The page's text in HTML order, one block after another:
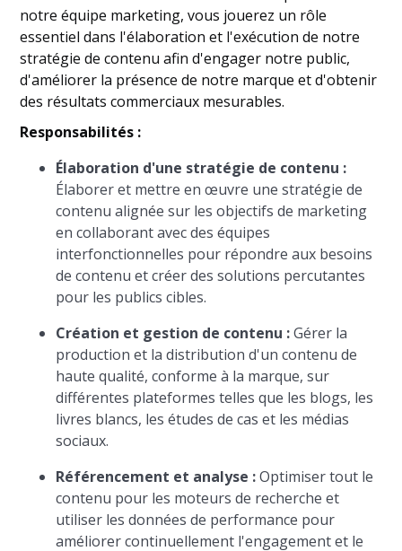
notre équipe marketing, vous jouerez un rôle
essentiel dans l'élaboration et l'exécution de notre
stratégie de contenu afin d'engager notre public,
d'améliorer la présence de notre marque et d'obtenir
des résultats commerciaux mesurables.
Responsabilités :
Élaboration d'une stratégie de contenu :
Élaborer et mettre en œuvre une stratégie de
contenu alignée sur les objectifs de marketing
en collaborant avec des équipes
interfonctionnelles pour répondre aux besoins
de contenu et créer des solutions percutantes
pour les publics cibles.
Création et gestion de contenu :Gérer la
production et la distribution d'un contenu de
haute qualité, conforme à la marque, sur
différentes plateformes telles que les blogs, les
livres blancs, les études de cas et les médias
sociaux.
Référencement et analyse :Optimiser tout le
contenu pour les moteurs de recherche et
utiliser les données de performance pour
améliorer continuellement l'engagement et le